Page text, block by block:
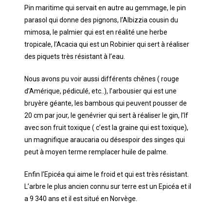
Pin maritime qui servait en autre au gemmage, le pin
parasol qui donne des pignons, l’Albizzia cousin du
mimosa, le palmier qui est en réalité une herbe
tropicale, l’Acacia qui est un Robinier qui sert à réaliser
des piquets très résistant à l’eau.
Nous avons pu voir aussi différents chênes ( rouge
d’Amérique, pédiculé, etc..), l’arbousier qui est une
bruyère géante, les bambous qui peuvent pousser de
20 cm par jour, le genévrier qui sert à réaliser le gin, l’If
avec son fruit toxique ( c’est la graine qui est toxique),
un magnifique araucaria ou désespoir des singes qui
peut à moyen terme remplacer huile de palme.
Enfin l’Epicéa qui aime le froid et qui est très résistant.
L’arbre le plus ancien connu sur terre est un Epicéa et il
a 9 340 ans et il est situé en Norvège.